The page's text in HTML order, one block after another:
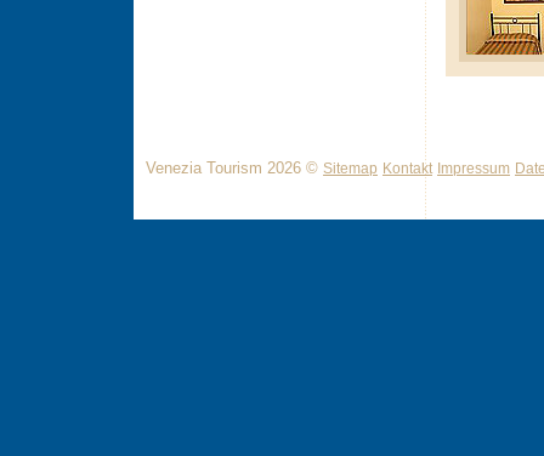
Venezia Tourism 2026 © Sitemap Kontakt Impressum